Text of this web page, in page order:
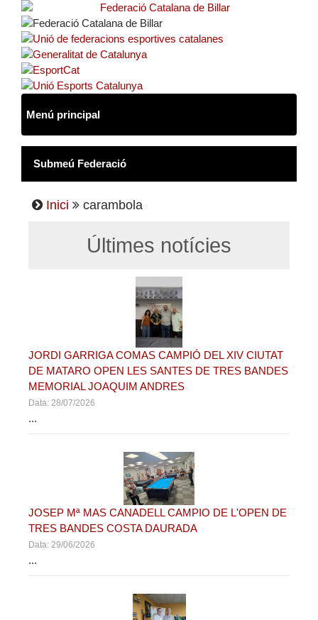
Inici carambola
Últimes notícies
JORDI GARRIGA COMAS CAMPIÓ DEL XIV CIUTAT
DE MATARO OPEN LES SANTES DE TRES BANDES
MEMORIAL JOAQUIM ANDRES
Data: 28/07/2026
...
JOSEP Mª MAS CANADELL CAMPIO DE L'OPEN DE
TRES BANDES COSTA DAURADA
Data: 29/06/2026
...